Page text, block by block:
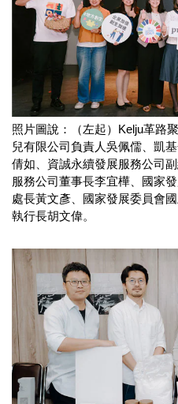
照片圖說：（左起）Kelju革路
兒有限公司負責人吳佩儒、凱
倩如、資誠永續發展服務公司
服務公司董事長李宜樺、國家
處長黃文彥、國家發展委員會
執行長胡文偉。